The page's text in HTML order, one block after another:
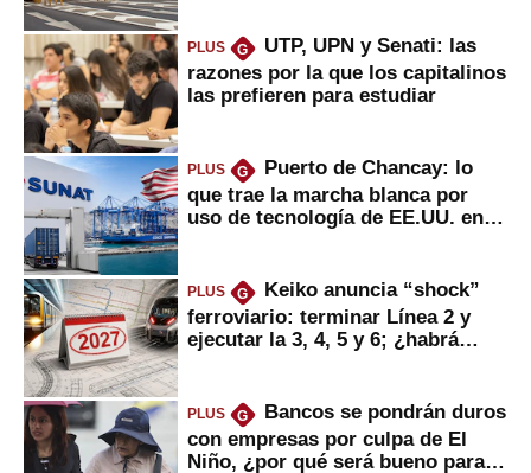
PLUS G
UTP, UPN y Senati: las
razones por la que los capitalinos
las prefieren para estudiar
PLUS G
Puerto de Chancay: lo
que trae la marcha blanca por
uso de tecnología de EE.UU. en
PLUS G
Keiko anuncia “shock”
ferroviario: terminar Línea 2 y
ejecutar la 3, 4, 5 y 6; ¿habrá
PLUS G
Bancos se pondrán duros
con empresas por culpa de El
Niño, ¿por qué será bueno para